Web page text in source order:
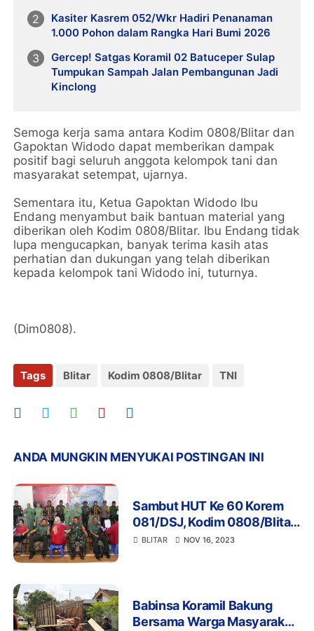
Kasiter Kasrem 052/Wkr Hadiri Penanaman
1.000 Pohon dalam Rangka Hari Bumi 2026
Gercep! Satgas Koramil 02 Batuceper Sulap
Tumpukan Sampah Jalan Pembangunan Jadi
Kinclong
Semoga kerja sama antara Kodim 0808/Blitar dan
Gapoktan Widodo dapat memberikan dampak
positif bagi seluruh anggota kelompok tani dan
masyarakat setempat, ujarnya.
Sementara itu, Ketua Gapoktan Widodo Ibu
Endang menyambut baik bantuan material yang
diberikan oleh Kodim 0808/Blitar. Ibu Endang tidak
lupa mengucapkan, banyak terima kasih atas
perhatian dan dukungan yang telah diberikan
kepada kelompok tani Widodo ini, tuturnya.
(Dim0808).
Tags Blitar Kodim 0808/Blitar TNI
ANDA MUNGKIN MENYUKAI POSTINGAN INI
Sambut HUT Ke 60 Korem
081/DSJ, Kodim 0808/Blitar
Gelar Bakti Sosial Donor
BLITAR NOV 16, 2023
Babinsa Koramil Bakung
Bersama Warga Masyarakat